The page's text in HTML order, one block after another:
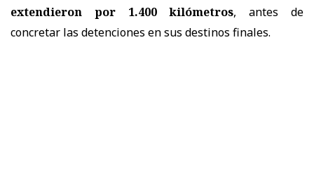
extendieron por 1.400 kilómetros, antes de
concretar las detenciones en sus destinos finales.